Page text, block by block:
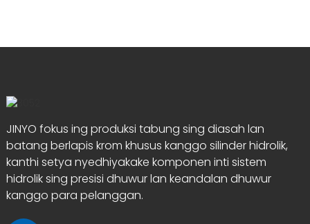
JINYO fokus ing produksi tabung sing diasah lan
batang berlapis krom khusus kanggo silinder hidrolik,
kanthi setya nyedhiyakake komponen inti sistem
hidrolik sing presisi dhuwur lan keandalan dhuwur
kanggo para pelanggan.